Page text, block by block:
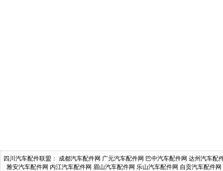
四川汽车配件联盟 ： 成都汽车配件网 广元汽车配件网 巴中汽车配件网 达州汽车配
雅安汽车配件网 内江汽车配件网 眉山汽车配件网 乐山汽车配件网 自贡汽车配件网